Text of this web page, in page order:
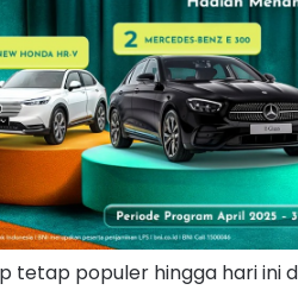
tetap populer hingga hari ini